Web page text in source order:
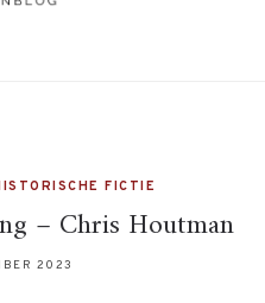
FICTIE
– Chris Houtman
2023